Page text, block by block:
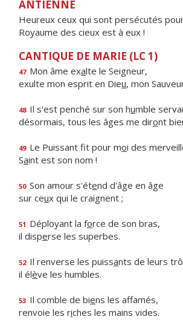
ANTIENNE
Heureux ceux qui sont persécutés
Royaume des cieux est à eux !
CANTIQUE DE MARIE (LC 1)
47 Mon âme exalte le Seigneur,
exulte mon esprit en Dieu, mon
48 Il s'est penché sur son humble
désormais, tous les âges me diront
49 Le Puissant fit pour moi des
Saint est son nom !
50 Son amour s'étend d'âge en âge
sur ceux qui le craignent ;
51 Déployant la force de son bras,
il disperse les superbes.
52 Il renverse les puissants de leurs
il élève les humbles.
53 Il comble de biens les affamés,
renvoie les riches les mains vides.